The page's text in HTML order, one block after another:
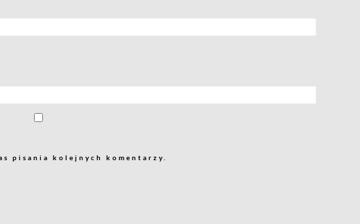
pisania kolejnych komentarzy.